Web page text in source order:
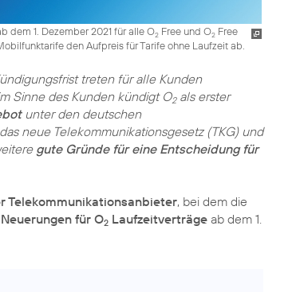
dem 1. Dezember 2021 für alle O2Free und O2Free
den Aufpreis für Tarife ohne Laufzeit ab.
treten für alle Kunden
Sinne des Kunden kündigt O2als erster
unter den deutschen
neue Telekommunikationsgesetz (TKG) und
gute Gründe für eine Entscheidung für
Telekommunikationsanbieter, bei dem die
für O2 Laufzeitverträge ab dem 1.